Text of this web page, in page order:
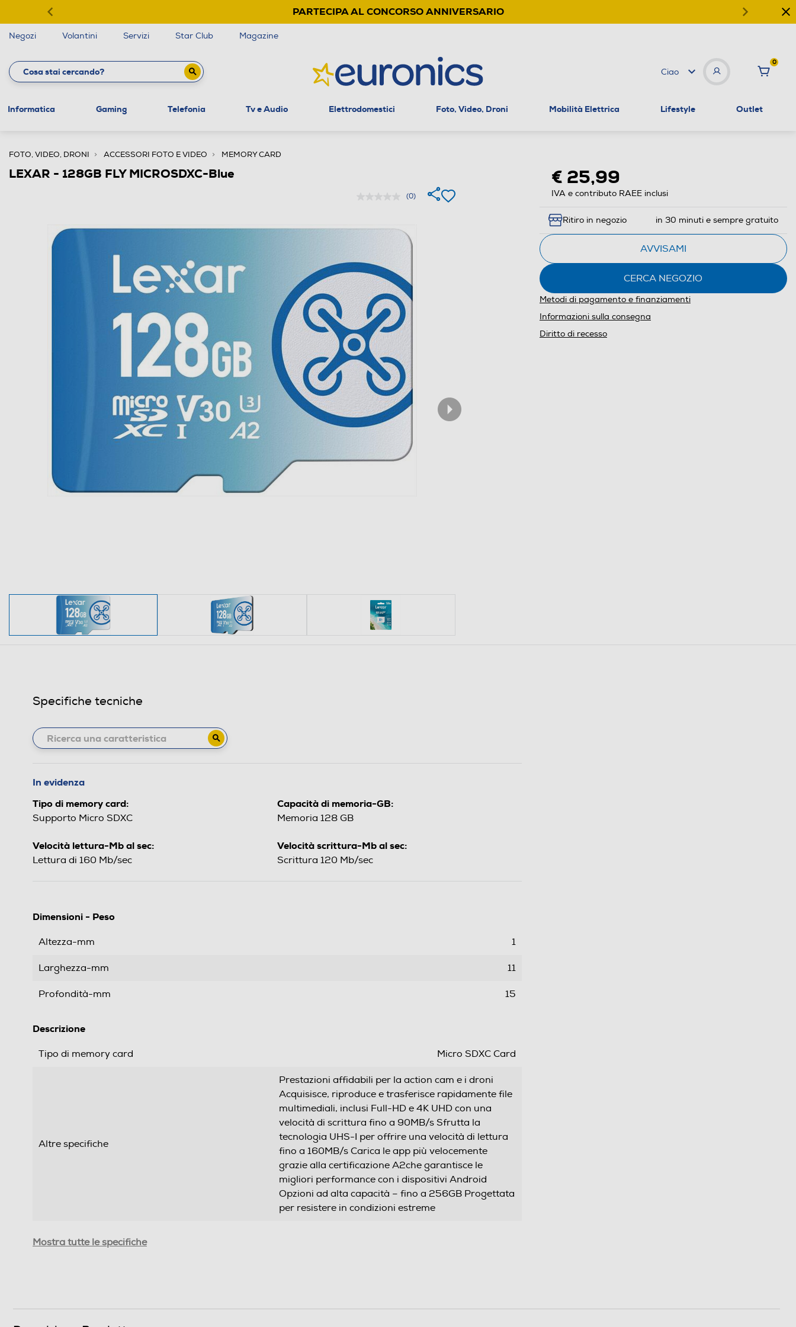
PARTECIPA AL CONCORSO ANNIVERSARIO
Negozi Volantini Servizi Star Club Magazine
Ciao
0
Informatica Gaming Telefonia Tv e Audio Elettrodomestici Foto, Video, Droni Mobilità Elettrica Lifestyle Outlet
FOTO, VIDEO, DRONI ACCESSORI FOTO E VIDEO MEMORY CARD
LEXAR - 128GB FLY MICROSDXC-Blue
(0)
€ 25,99
IVA e contributo RAEE inclusi
Ritiro in negozio in 30 minuti e sempre gratuito
AVVISAMI
CERCA NEGOZIO
Metodi di pagamento e finanziamenti
Informazioni sulla consegna
Diritto di recesso
Specifiche tecniche
In evidenza
Tipo di memory card:
Supporto Micro SDXC
Capacità di memoria-GB:
Memoria 128 GB
Velocità lettura-Mb al sec:
Lettura di 160 Mb/sec
Velocità scrittura-Mb al sec:
Scrittura 120 Mb/sec
Dimensioni - Peso
Altezza-mm 1
Larghezza-mm 11
Profondità-mm 15
Descrizione
Tipo di memory card Micro SDXC Card
Altre specifiche
Prestazioni affidabili per la action cam e i droni
Acquisisce, riproduce e trasferisce rapidamente file
multimediali, inclusi Full-HD e 4K UHD con una
velocità di scrittura fino a 90MB/s Sfrutta la
tecnologia UHS-I per offrire una velocità di lettura
fino a 160MB/s Carica le app più velocemente
grazie alla certificazione A2che garantisce le
migliori performance con i dispositivi Android
Opzioni ad alta capacità – fino a 256GB Progettata
per resistere in condizioni estreme
SpeedClass Rating Speed Class 4
Mostra tutte le specifiche